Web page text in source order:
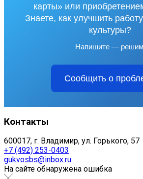
карты» или
Знаете, как улучшить
культуры?
Напишите —
Сообщить о
Контакты
600017, г. Владимир, ул. Горького, 57
+7 (492) 253-0403
gukvosbs@inbox.ru
На сайте обнаружена ошибка